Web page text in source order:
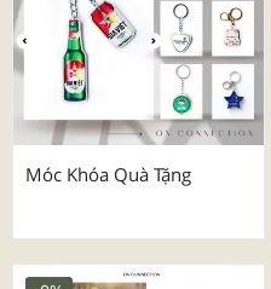
Móc Khóa Quà Tặng